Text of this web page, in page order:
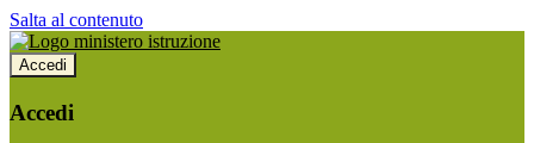
Salta al contenuto
Accedi
Accedi